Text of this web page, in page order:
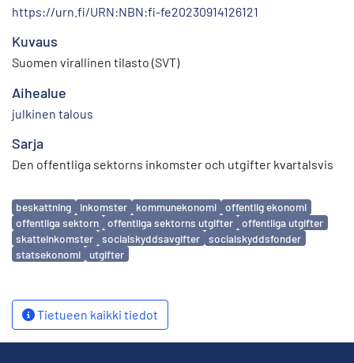
https://urn.fi/URN:NBN:fi-fe20230914126121
Kuvaus
Suomen virallinen tilasto (SVT)
Aihealue
julkinen talous
Sarja
Den offentliga sektorns inkomster och utgifter kvartalsvis
Avainsanat
beskattning inkomster kommunekonomi
offentlig ekonomi
offentliga sektorn
offentliga sektorns utgifter
offentliga utgifter
skatteinkomster
socialskyddsavgifter
socialskyddsfonder
statsekonomi
utgifter
Tietueen kaikki tiedot